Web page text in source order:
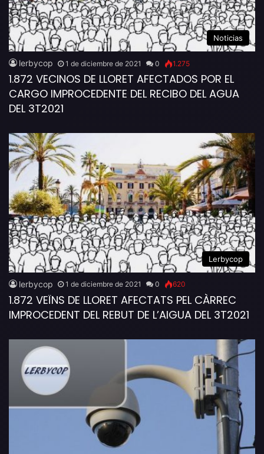
Noticias
lerbycop 1 de diciembre de 2021 0 1.275
1.872 VECINOS DE LLORET AFECTADOS POR EL
CARGO IMPROCEDENTE DEL RECIBO DEL AGUA
DEL 3T2021
Lerbycop
lerbycop 1 de diciembre de 2021 0 620
1.872 VEÏNS DE LLORET AFECTATS PEL CÀRREC
IMPROCEDENT DEL REBUT DE L’AIGUA DEL 3T2021